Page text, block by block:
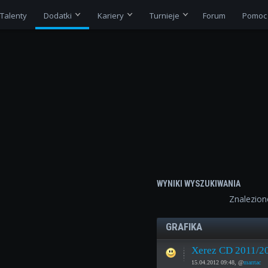
Talenty Dodatki Kariery Turnieje Forum Pomoc
WYNIKI WYSZUKIWANIA
GRAFIKA
Xerez CD 2011/
15.04.2012 09:48, @marrtac